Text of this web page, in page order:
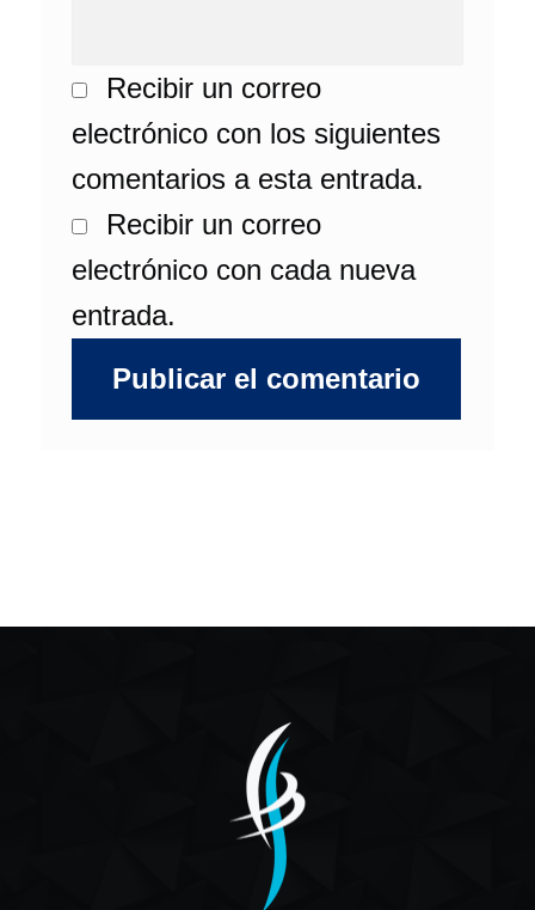
Recibir un correo
electrónico con los siguientes
comentarios a esta entrada.
Recibir un correo
electrónico con cada nueva
entrada.